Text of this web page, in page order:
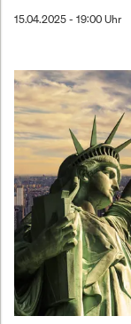
15.04.2025 - 19:00 Uhr